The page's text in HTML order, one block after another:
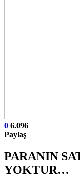
0 6.096
Paylaş
PARANIN
YOKTUR…